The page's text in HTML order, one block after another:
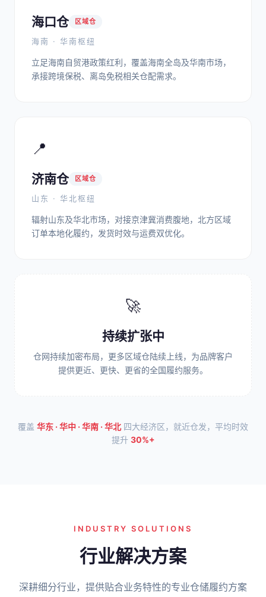
海口仓 区域仓
海南 · 华南枢纽
立足海南自贸港政策红利，覆盖海南全岛及华南市场，
承接跨境保税、离岛免税相关仓配需求。
📍
济南仓 区域仓
山东 · 华北枢纽
辐射山东及华北市场，对接京津冀消费腹地，北方区域
订单本地化履约，发货时效与运费双优化。
🚀
持续扩张中
仓网持续加密布局，更多区域仓陆续上线，为品牌客户
提供更近、更快、更省的全国履约服务。
覆盖 华东 · 华中 · 华南 · 华北四大经济区，就近仓发，平均时效
提升 30%+
INDUSTRY SOLUTIONS
行业解决方案
深耕细分行业，提供贴合业务特性的专业仓储履约方案